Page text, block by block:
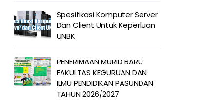
Spesifikasi Komputer Server
Dan Client Untuk Keperluan
UNBK
PENERIMAAN MURID BARU
FAKULTAS KEGURUAN DAN
ILMU PENDIDIKAN PASUNDAN
TAHUN 2026/2027